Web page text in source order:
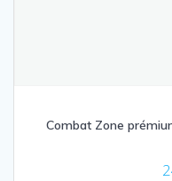
Combat Zone